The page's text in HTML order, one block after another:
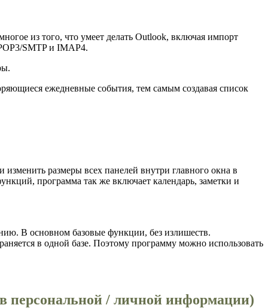
из того, что умеет делать Outlook, включая импорт
SMTP и IMAP4.
ежедневные события, тем самым создавая список
размеры всех панелей внутри главного окна в
программа так же включает календарь, заметки и
В основном базовые функции, без излишеств.
в одной базе. Поэтому программу можно использовать
персональной / личной информации)